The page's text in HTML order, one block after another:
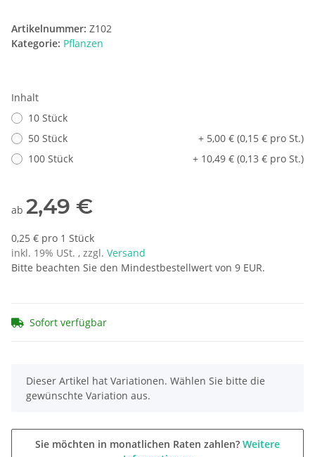
Artikelnummer: Z102
Kategorie: Pflanzen
Inhalt
10 Stück
50 Stück
+ 5,00 € (0,15 € pro St.)
100 Stück
+ 10,49 € (0,13 € pro St.)
ab 2,49 €
0,25 € pro 1 Stück
inkl. 19% USt. , zzgl. Versand
Bitte beachten Sie den Mindestbestellwert von 9 EUR.
Sofort verfügbar
x
Dieser Artikel hat Variationen. Wählen Sie bitte die
gewünschte Variation aus.
Sie möchten in monatlichen Raten zahlen? Weitere